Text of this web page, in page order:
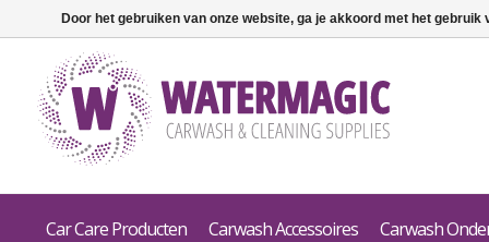
Car Care Producten Carwash Accessoires Carwash
Door het gebruiken van onze website, ga je akkoord met het